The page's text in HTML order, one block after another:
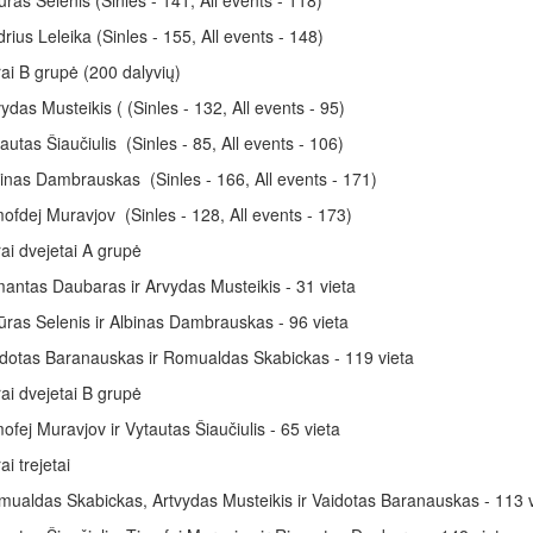
Leleika (Sinles - 155, All events - 148)
B grupė (200 dalyvių)
Musteikis ( (Sinles - 132, All events - 95)
Šiaučiulis (Sinles - 85, All events - 106)
Dambrauskas (Sinles - 166, All events - 171)
Muravjov (Sinles - 128, All events - 173)
dvejetai A grupė
Daubaras ir Arvydas Musteikis - 31 vieta
Selenis ir Albinas Dambrauskas - 96 vieta
Baranauskas ir Romualdas Skabickas - 119 vieta
dvejetai B grupė
Muravjov ir Vytautas Šiaučiulis - 65 vieta
trejetai
Skabickas, Artvydas Musteikis ir Vaidotas Baranauskas - 113